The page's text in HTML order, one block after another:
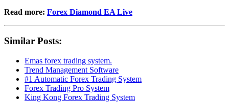
Read more: Forex Diamond EA Live
Similar Posts:
Emas forex trading system.
Trend Management Software
#1 Automatic Forex Trading System
Forex Trading Pro System
King Kong Forex Trading System